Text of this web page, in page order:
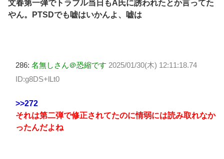
文春第一弾でトラブル当日もA氏に誘われたとか言ってた
やん。PTSDでも嘘はいかんよ、嘘は
286: 名無しさん＠恐縮です 2025/01/30(木) 12:11:18.74
ID:g8DS+lLt0
>>272
それは第二弾で修正されてたのに情弱には読み取れなか
ったんだよね